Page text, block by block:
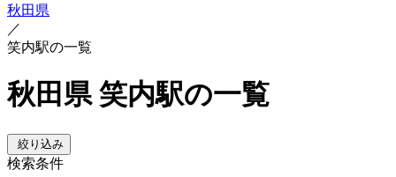
秋田県
／
笑内駅の一覧
秋田県 笑内駅の一覧
絞り込み
検索条件